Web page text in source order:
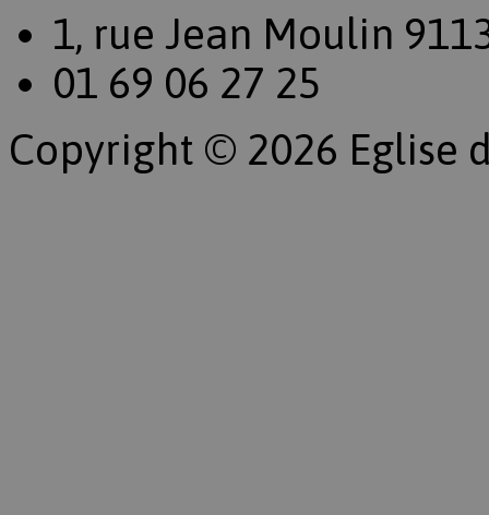
1, rue Jean Moulin
01 69 06 27 25
Copyright © 2026 Eglise